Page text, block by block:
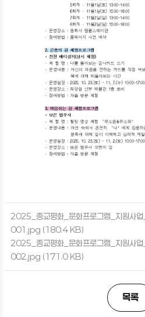
2025_종교평화_문화프로그램_지원사
001.jpg (180.4 KB)
2025_종교평화_문화프로그램_지원사
002.jpg (171.0 KB)
목록